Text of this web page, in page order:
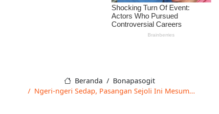
Beranda
Bonapasogit
Ngeri-ngeri Sedap, Pasangan Sejoli Ini Mesum...